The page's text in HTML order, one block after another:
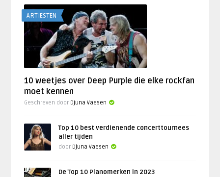
ARTIESTEN
10 weetjes over Deep Purple die elke rockfan
moet kennen
Geschreven door Djuna Vaesen
Top 10 best verdienende concerttournees
aller tijden
door Djuna Vaesen
De Top 10 Pianomerken in 2023